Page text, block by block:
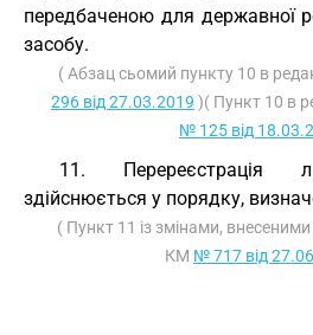
передбаченою для державної
засобу.
( Абзац сьомий пункту 10 в
296 від 27.03.2019 )( Пункт 10 в
№ 125 від
11. Перереєстрація
здійснюється у порядку,
( Пункт 11 із змінами,
КМ № 717 від